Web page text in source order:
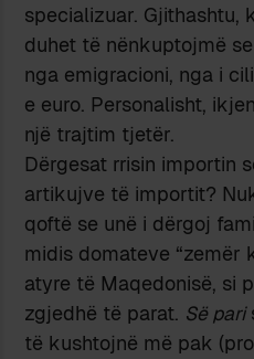
specializuar. Gjithashtu,
duhet të nënkuptojmë
nga emigracioni, nga i
e euro. Personalisht,
një trajtim tjetër.
Dërgesat rrisin importin
artikujve të importit?
qoftë se unë i dërgoj
midis domateve “zemër
atyre të Maqedonisë, si
zgjedhë të parat. Së pari
të kushtojnë më pak